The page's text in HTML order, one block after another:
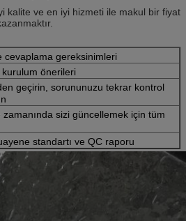
kalite ve en iyi hizmeti ile makul bir fiyat
cevaplama gereksinimleri
önerileri
geçirin, sorununuzu tekrar kontrol
sizi güncellemek için tüm
standartı ve QC raporu